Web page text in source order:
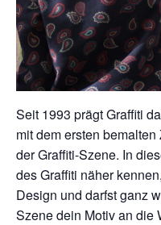
Seit 1993 prägt Graffiti
mit dem ersten
der Graffiti-Szene. In
des Graffiti näher
Design und darfst ganz
Szene dein Motiv an die